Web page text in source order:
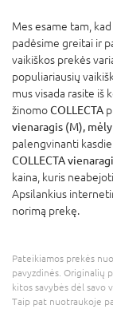
Mes esame tam,
padėsime greitai ir
vaikiškos prekės
populiariausių
mus visada rasite iš
žinomoCOLLECTA
vienaragis (M),
palengvinanti
COLLECTA
kaina, kuris
Apsilankius
norimą prekę.
Pateikiamos prekės
pavyzdinės. Originalių
kitos savybės dėl savo
Taip pat nuotraukoje